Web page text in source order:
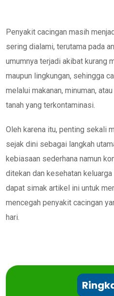
Penyakit cacingan masih
sering dialami, terutama pada
umumnya terjadi akibat kurang
maupun lingkungan, sehingga
melalui makanan, minuman,
tanah yang terkontaminasi.
Oleh karena itu, penting sekali
sejak dini sebagai langkah
kebiasaan sederhana namun
ditekan dan kesehatan
dapat simak artikel ini untuk
mencegah penyakit cacingan
hari.